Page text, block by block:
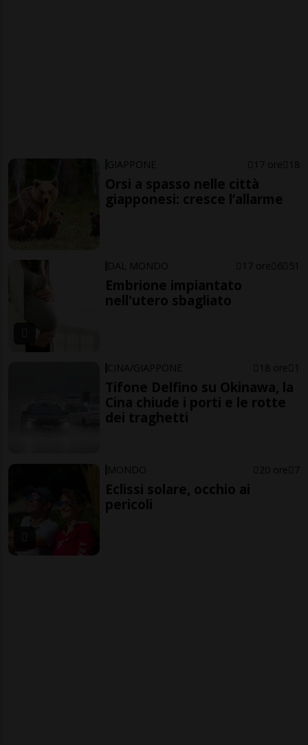
GIAPPONE 17 ore 18
Orsi a spasso nelle città
giapponesi: cresce l’allarme
DAL MONDO 17 ore 6 51
Embrione impiantato
nell'utero sbagliato
CINA/GIAPPONE 18 ore 1
Tifone Delfino su Okinawa, la
Cina chiude i porti e le rotte
dei traghetti
MONDO 20 ore 7
Eclissi solare, occhio ai
pericoli